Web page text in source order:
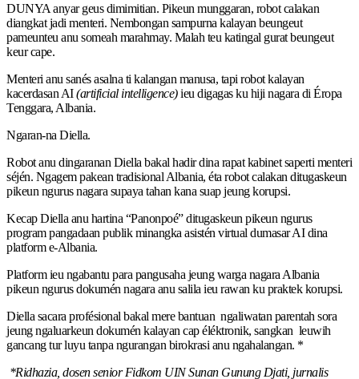
DUNYA anyar geus dimimitian. Pikeun munggaran, robot calakan
diangkat jadi menteri. Nembongan sampurna kalayan beungeut
pameunteu anu someah marahmay. Malah teu katingal gurat beungeut
keur cape.
Menteri anu sanés asalna ti kalangan manusa, tapi robot kalayan
kacerdasan AI(artificial intelligence)ieu digagas ku hiji nagara di Éropa
Tenggara, Albania.
Ngaran-na Diella.
Robot anu dingaranan Diella bakal hadir dina rapat kabinet saperti menteri
séjén. Ngagem pakean tradisional Albania, éta robot calakan ditugaskeun
pikeun ngurus nagara supaya tahan kana suap jeung korupsi.
Kecap Diella anu hartina “Panonpoé” ditugaskeun pikeun ngurus
program pangadaan publik minangka asistén virtual dumasar AI dina
platform e-Albania.
Platform ieu ngabantu para pangusaha jeung warga nagara Albania
pikeun ngurus dokumén nagara anu salila ieu rawan ku praktek korupsi.
Diella sacara profésional bakal mere bantuan ngaliwatan parentah sora
jeung ngaluarkeun dokumén kalayan cap éléktronik, sangkan leuwih
gancang tur luyu tanpa ngurangan birokrasi anu ngahalangan. *
*Ridhazia, dosen senior Fidkom UIN Sunan Gunung Djati, jurnalis